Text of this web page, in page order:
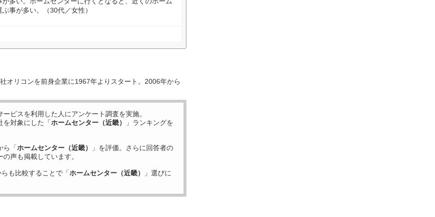
事が多い。（30代／女性）
オリコンを前身企業に1967年よりスタート。2006年から
ービスを利用した 人にアンケート調査を実施。
を対象にした「ホームセンター（近畿） 」ランキングを
ら「ホームセンター（近畿）
」を評価。さらに回答者の
声も掲載しています。
も比較することで「ホームセンター（近畿） 」選びに